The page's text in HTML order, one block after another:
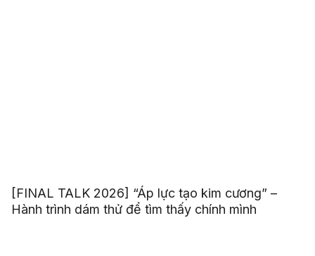
[FINAL TALK 2026] “Áp lực tạo kim cương” –
Hành trình dám thử để tìm thấy chính mình